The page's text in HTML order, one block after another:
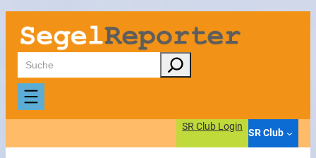
Zum
Inhalt
springen
Suchen
SR Club Login
SR Club